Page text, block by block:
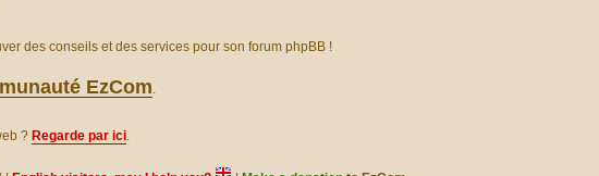
des conseils et des services pour son forum phpBB !
EzCom.
? Regarde par ici.